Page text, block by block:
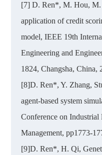
[7] D. Ren*, M. Hou, M.
application of credit
model, IEEE 19th
Engineering and
1824, Changsha, China,
[8]D. Ren*, Y. Zhang,
agent-based system
Conference on
Management, pp1773-
[9]D. Ren*, H. Qi,